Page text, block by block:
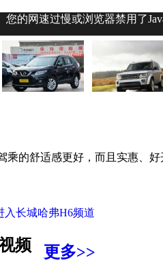
您的网速过慢或浏览器禁用了
乘的舒适感更好，而且实惠、
入长城哈弗H6频道
频 更多>>